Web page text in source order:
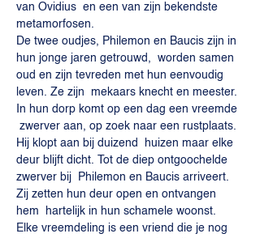
van Ovidius  en een van zijn bekendste
metamorfosen.
De twee oudjes, Philemon en Baucis zijn in
hun jonge jaren getrouwd,  worden samen
oud en zijn tevreden met hun eenvoudig
leven. Ze zijn  mekaars knecht en meester.
In hun dorp komt op een dag een vreemde
zwerver aan, op zoek naar een rustplaats.
Hij klopt aan bij duizend  huizen maar elke
deur blijft dicht. Tot de diep ontgoochelde
zwerver bij  Philemon en Baucis arriveert.
Zij zetten hun deur open en ontvangen
hem  hartelijk in hun schamele woonst.
Elke vreemdeling is een vriend die je nog